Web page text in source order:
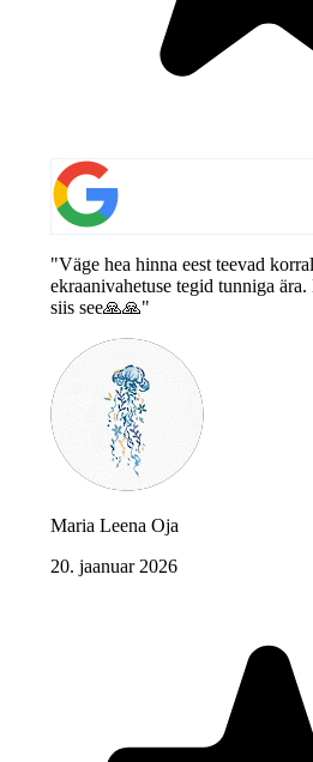
"Väge hea hinna eest teevad
ekraanivahetuse tegid tunniga
siis see🙏🙏"
Maria Leena Oja
20. jaanuar 2026